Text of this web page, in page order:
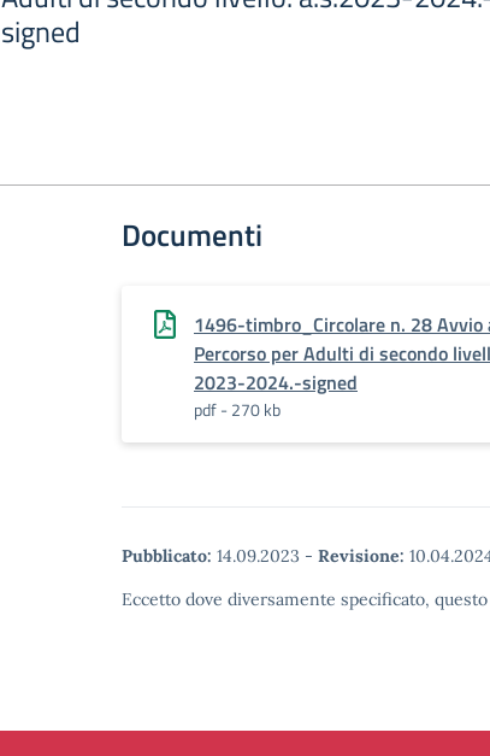
signed
Documenti
1496-timbro_Circolare n. 28
Percorso per Adulti di secondo
2023-2024.-signed
pdf - 270 kb
Pubblicato: 14.09.2023 - Revisione:
Eccetto dove diversamente specificato,